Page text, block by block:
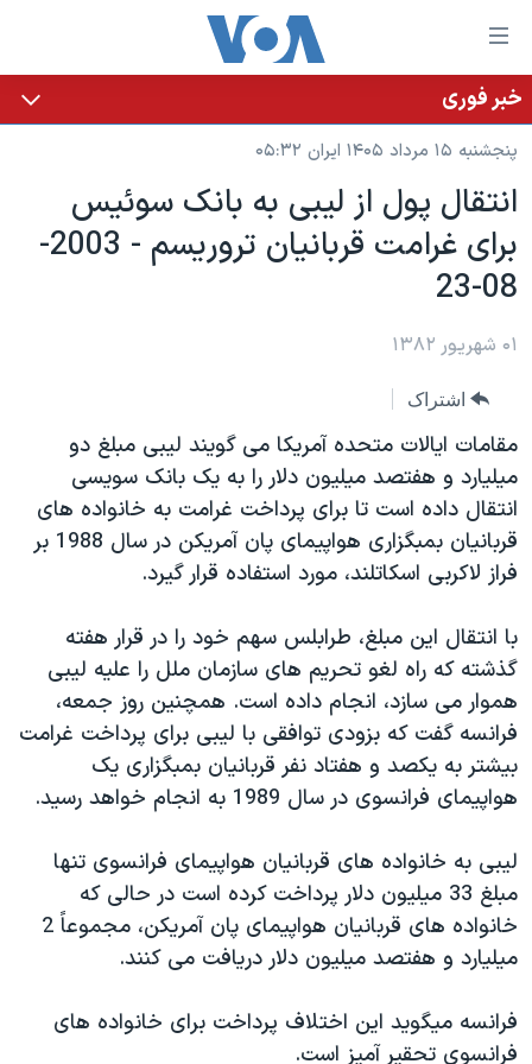
لینکهای
قابل
دسترسی
جهش
محتوای
اصلی
جهش
به
صفحه
جهش
جستجو
خانه
نسخه سبک وب‌سایت
موضوع ها
ایران
آمریکا
جهان
ویژه برنامه‌ها
ویدیوها
فرهنگ و زندگی
اقتصادی
علم و فناوری
اسرائیل در جنگ
گالری عکس
آرشیو پخش زنده
برنامه های تلویزیونی
جدول برنامه ها
صفحه‌های ویژه
۲۵۰سالگی آمریکا
بایگانی برنامه‌های تلویزیونی
مستندها
حمله جمهوری اسلامی به اسرائیل
رمز مهسا
ورزش زنان در ایران
اعتراضات زن، زندگی، آزادی
مجموعه مستندهای دادخواهی
تریبونال مردمی آبان ۹۸
دادگاه حمید نوری
چهل سال گروگان‌گیری
اعتراضات مردمی آبان ۹۸
فرکانس‌های صدای آمریکا
یادگیری زبان انگلیسی
دنبال کنید
زبانهای مختلف
خبر فوری
پنجشنبه ۱۵ مرداد ۱۴۰۵ ایران ۰۵:۳۲
انتقال پول از ليبی به بانک سوئيس
برای غرامت قربانيان تروريسم - 2003-
08-23
۰۱ شهریور ۱۳۸۲
اشتراک
مقامات ايالات متحده آمريکا می گويند ليبی مبلغ دو
ميليارد و هفتصد ميليون دلار را به يک بانک سويسی
انتقال داده است تا برای پرداخت غرامت به خانواده های
قربانيان بمبگزاری هواپيمای پان آمريکن در سال 1988 بر
فراز لاکربی اسکاتلند، مورد استفاده قرار گيرد.
با انتقال اين مبلغ، طرابلس سهم خود را در قرار هفته
گذشته که راه لغو تحريم های سازمان ملل را عليه ليبی
هموار می سازد، انجام داده است. همچنين روز جمعه،
فرانسه گفت که بزودی توافقی با ليبی برای پرداخت غرامت
بيشتر به يکصد و هفتاد نفر قربانيان بمبگزاری يک
هواپيمای فرانسوی در سال 1989 به انجام خواهد رسيد.
ليبی به خانواده های قربانيان هواپيمای فرانسوی تنها
مبلغ 33 ميليون دلار پرداخت کرده است در حالی که
خانواده های قربانيان هواپيمای پان آمريکن، مجموعاً 2
ميليارد و هفتصد ميليون دلار دريافت می کنند.
فرانسه ميگويد اين اختلاف پرداخت برای خانواده های
فرانسوی تحقير آميز است.